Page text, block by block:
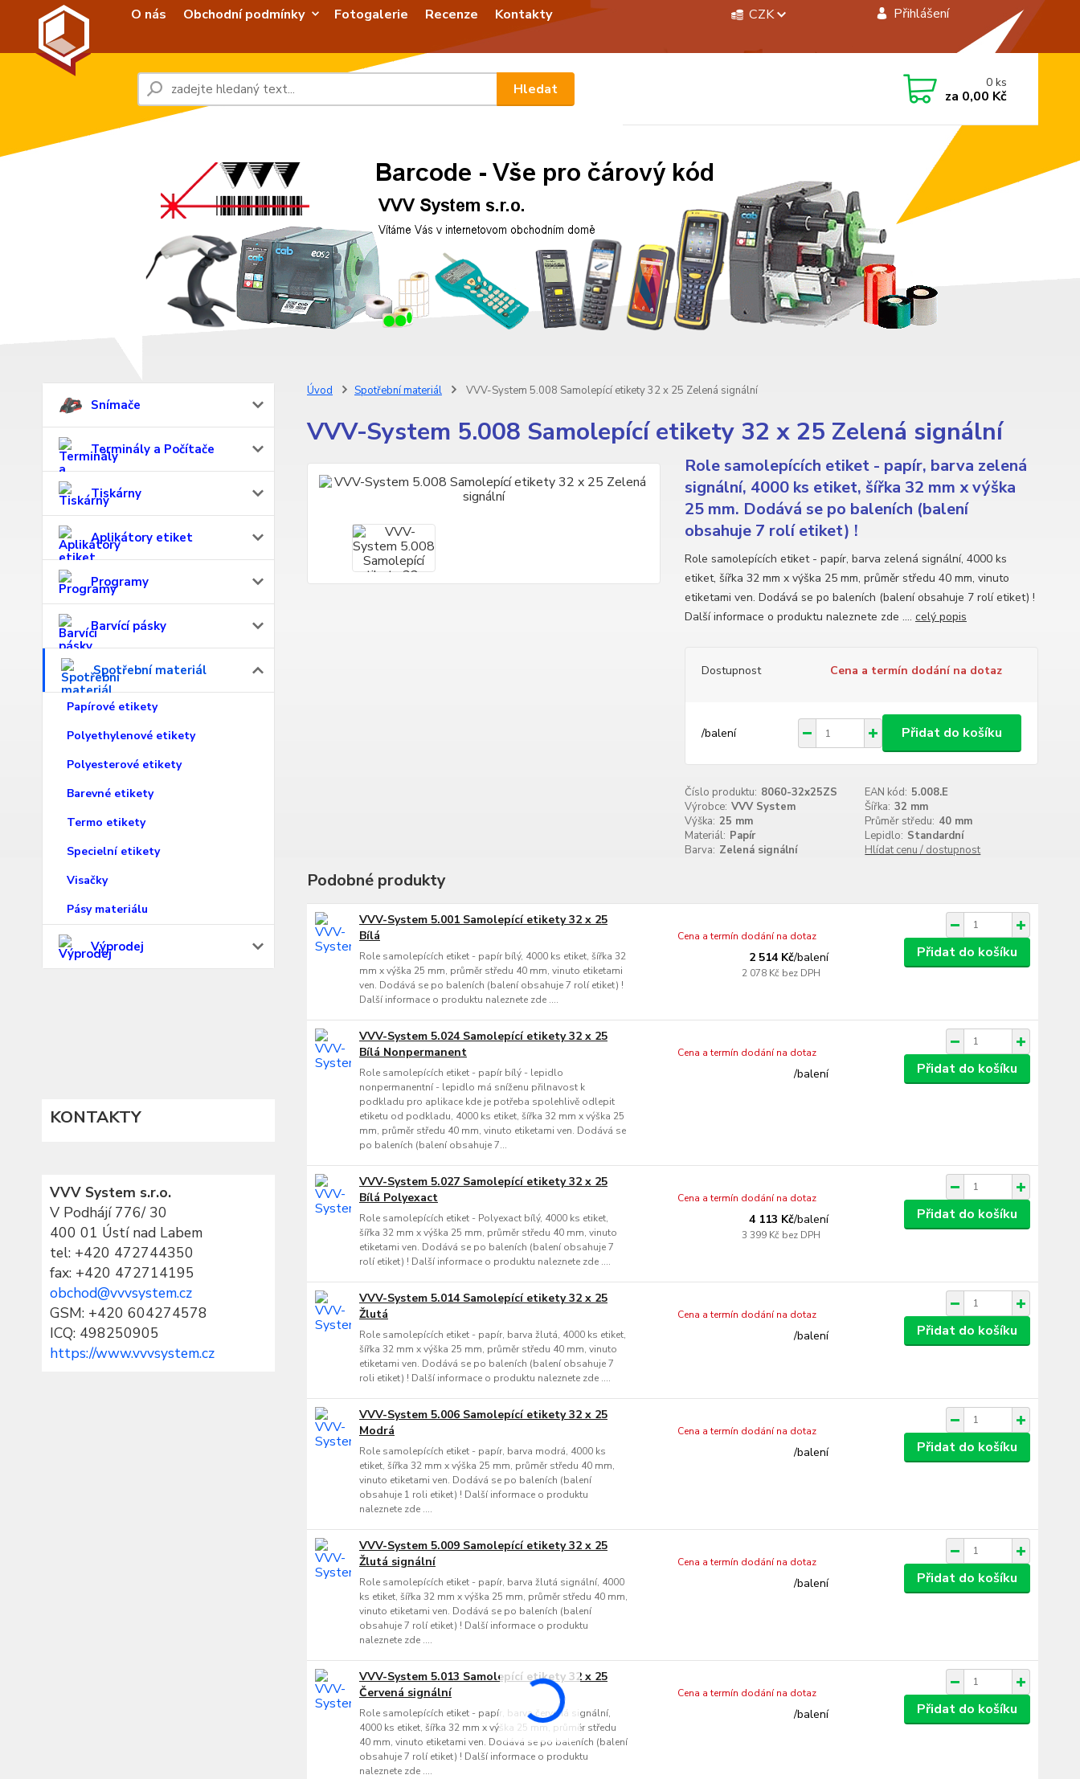
O nás Obchodní podmínky Fotogalerie Recenze Kontakty CZK Přihlášení
Hledat 0ks
za 0,00 Kč
Snímače
Terminály a Počítače
Tiskárny
Aplikátory etiket
Programy
Barvící pásky
Spotřební materiál
Papírové etikety
Polyethylenové etikety
Polyesterové etikety
Barevné etikety
Termo etikety
Specielní etikety
Visačky
Pásy materiálu
Výprodej
KONTAKTY
VVV System s.r.o.
V Podhájí 776/ 30
400 01 Ústí nad Labem
tel: +420 472744350
fax: +420 472714195
obchod@vvvsystem.cz
GSM: +420 604274578
ICQ: 498250905
https://www.vvvsystem.cz
Úvod Spotřební materiál VVV-System 5.008 Samolepící etikety 32 x 25 Zelená signální
VVV-System 5.008 Samolepící etikety 32 x 25 Zelená signální
Role samolepících etiket - papír, barva zelená
signální, 4000 ks etiket, šířka 32 mm x výška
25 mm. Dodává se po baleních (balení
obsahuje 7 rolí etiket) !
Role samolepících etiket - papír, barva zelená signální, 4000 ks
etiket, šířka 32 mm x výška 25 mm, průměr středu 40 mm, vinuto
etiketami ven. Dodává se po baleních (balení obsahuje 7 rolí etiket) !
Další informace o produktu naleznete zde .... celý popis
Dostupnost Cena a termín dodání na dotaz
/balení Přidat do košíku
Číslo produktu: 8060-32x25ZS EAN kód: 5.008.E
Výrobce: VVV System Šířka: 32 mm
Výška: 25 mm Průměr středu: 40 mm
Materiál: Papír Lepidlo: Standardní
Barva: Zelená signální Hlídat cenu / dostupnost
Podobné produkty
VVV-System 5.001 Samolepící etikety 32 x 25
Bílá
Role samolepících etiket - papír bílý, 4000 ks etiket, šířka 32
mm x výška 25 mm, průměr středu 40 mm, vinuto etiketami
ven. Dodává se po baleních (balení obsahuje 7 rolí etiket) !
Další informace o produktu naleznete zde ....
2 514 Kč/balení
2 078 Kč bez DPH
Cena a termín dodání na dotaz
Přidat do košíku
VVV-System 5.024 Samolepící etikety 32 x 25
Bílá Nonpermanent
Role samolepících etiket - papír bílý - lepidlo
nonpermanentní - lepidlo má sníženu přilnavost k
podkladu pro aplikace kde je potřeba spolehlivě odlepit
etiketu od podkladu, 4000 ks etiket, šířka 32 mm x výška 25
mm, průměr středu 40 mm, vinuto etiketami ven. Dodává se
po baleních (balení obsahuje 7...
/balení
Cena a termín dodání na dotaz
Přidat do košíku
VVV-System 5.027 Samolepící etikety 32 x 25
Bílá Polyexact
Role samolepících etiket - Polyexact bílý, 4000 ks etiket,
šířka 32 mm x výška 25 mm, průměr středu 40 mm, vinuto
etiketami ven. Dodává se po baleních (balení obsahuje 7
rolí etiket) ! Další informace o produktu naleznete zde ....
4 113 Kč/balení
3 399 Kč bez DPH
Cena a termín dodání na dotaz
Přidat do košíku
VVV-System 5.014 Samolepící etikety 32 x 25
Žlutá
Role samolepících etiket - papír, barva žlutá, 4000 ks etiket,
šířka 32 mm x výška 25 mm, průměr středu 40 mm, vinuto
etiketami ven. Dodává se po baleních (balení obsahuje 7
roli etiket) ! Další informace o produktu naleznete zde ....
/balení
Cena a termín dodání na dotaz
Přidat do košíku
VVV-System 5.006 Samolepící etikety 32 x 25
Modrá
Role samolepících etiket - papír, barva modrá, 4000 ks
etiket, šířka 32 mm x výška 25 mm, průměr středu 40 mm,
vinuto etiketami ven. Dodává se po baleních (balení
obsahuje 1 roli etiket) ! Další informace o produktu
naleznete zde ....
/balení
Cena a termín dodání na dotaz
Přidat do košíku
VVV-System 5.009 Samolepící etikety 32 x 25
Žlutá signální
Role samolepících etiket - papír, barva žlutá signální, 4000
ks etiket, šířka 32 mm x výška 25 mm, průměr středu 40 mm,
vinuto etiketami ven. Dodává se po baleních (balení
obsahuje 7 rolí etiket) ! Další informace o produktu
naleznete zde ....
/balení
Cena a termín dodání na dotaz
Přidat do košíku
VVV-System 5.013 Samolepící etikety 32 x 25
Červená signální
Role samolepících etiket - papír, barva červená signální,
4000 ks etiket, šířka 32 mm x výška 25 mm, průměr středu
40 mm, vinuto etiketami ven. Dodává se po baleních (balení
obsahuje 7 rolí etiket) ! Další informace o produktu
naleznete zde ....
/balení
Cena a termín dodání na dotaz
Přidat do košíku